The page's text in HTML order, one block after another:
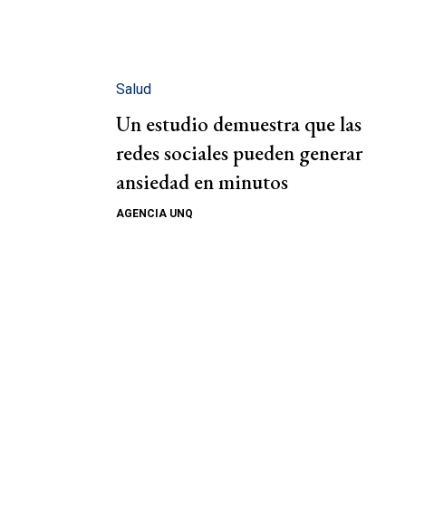
Salud
Un estudio demuestra que las
redes sociales pueden generar
ansiedad en minutos
AGENCIA UNQ